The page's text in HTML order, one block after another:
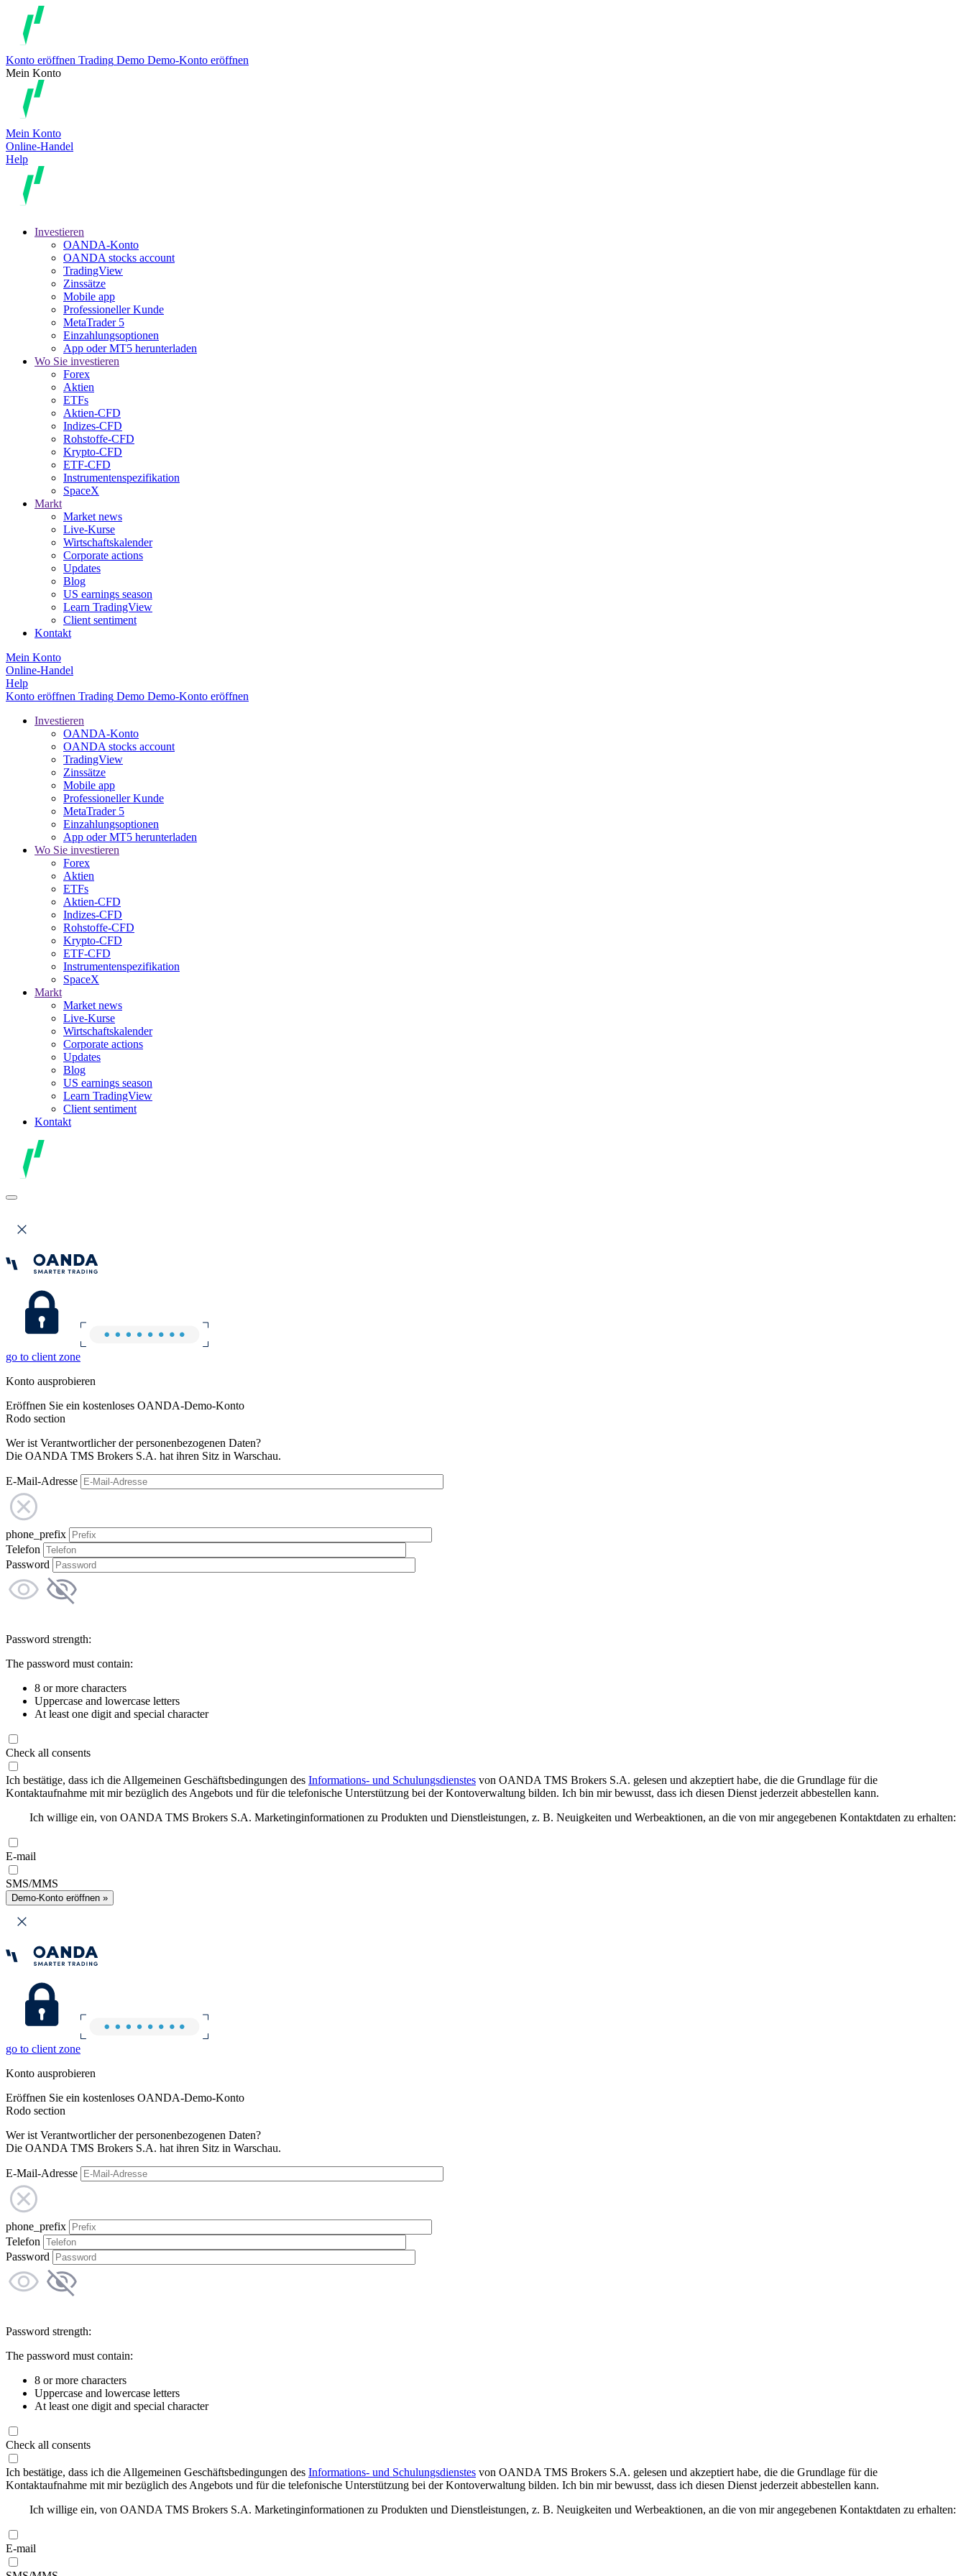
Konto eröffnen Trading Demo Demo-Konto eröffnen
Mein Konto
Mein Konto
Online-Handel
Help
Investieren
OANDA-Konto
OANDA stocks account
TradingView
Zinssätze
Mobile app
Professioneller Kunde
MetaTrader 5
Einzahlungsoptionen
App oder MT5 herunterladen
Wo Sie investieren
Forex
Aktien
ETFs
Aktien-CFD
Indizes-CFD
Rohstoffe-CFD
Krypto-CFD
ETF-CFD
Instrumentenspezifikation
SpaceX
Markt
Market news
Live-Kurse
Wirtschaftskalender
Corporate actions
Updates
Blog
US earnings season
Learn TradingView
Client sentiment
Kontakt
Mein Konto
Online-Handel
Help
Konto eröffnen Trading Demo Demo-Konto eröffnen
Investieren
OANDA-Konto
OANDA stocks account
TradingView
Zinssätze
Mobile app
Professioneller Kunde
MetaTrader 5
Einzahlungsoptionen
App oder MT5 herunterladen
Wo Sie investieren
Forex
Aktien
ETFs
Aktien-CFD
Indizes-CFD
Rohstoffe-CFD
Krypto-CFD
ETF-CFD
Instrumentenspezifikation
SpaceX
Markt
Market news
Live-Kurse
Wirtschaftskalender
Corporate actions
Updates
Blog
US earnings season
Learn TradingView
Client sentiment
Kontakt
go to client zone
Konto ausprobieren
Eröffnen Sie ein kostenloses OANDA-Demo-Konto
Rodo section
Wer ist Verantwortlicher der personenbezogenen Daten?
Die OANDA TMS Brokers S.A. hat ihren Sitz in Warschau.
E-Mail-Adresse
phone_prefix
Telefon
Password
Password strength:
The password must contain:
8 or more characters
Uppercase and lowercase letters
At least one digit and special character
Check all consents
Ich bestätige, dass ich die Allgemeinen Geschäftsbedingungen des Informations- und Schulungsdienstes von OANDA TMS Brokers S.A. gelesen und akzeptiert habe, die die Grundlage für die
Kontaktaufnahme mit mir bezüglich des Angebots und für die telefonische Unterstützung bei der Kontoverwaltung bilden. Ich bin mir bewusst, dass ich diesen Dienst jederzeit abbestellen kann.
Ich willige ein, von OANDA TMS Brokers S.A. Marketinginformationen zu Produkten und Dienstleistungen, z. B. Neuigkeiten und Werbeaktionen, an die von mir angegebenen Kontaktdaten zu erhalten:
E-mail
SMS/MMS
Demo-Konto eröffnen »
go to client zone
Konto ausprobieren
Eröffnen Sie ein kostenloses OANDA-Demo-Konto
Rodo section
Wer ist Verantwortlicher der personenbezogenen Daten?
Die OANDA TMS Brokers S.A. hat ihren Sitz in Warschau.
E-Mail-Adresse
phone_prefix
Telefon
Password
Password strength:
The password must contain:
8 or more characters
Uppercase and lowercase letters
At least one digit and special character
Check all consents
Ich bestätige, dass ich die Allgemeinen Geschäftsbedingungen des Informations- und Schulungsdienstes von OANDA TMS Brokers S.A. gelesen und akzeptiert habe, die die Grundlage für die
Kontaktaufnahme mit mir bezüglich des Angebots und für die telefonische Unterstützung bei der Kontoverwaltung bilden. Ich bin mir bewusst, dass ich diesen Dienst jederzeit abbestellen kann.
Ich willige ein, von OANDA TMS Brokers S.A. Marketinginformationen zu Produkten und Dienstleistungen, z. B. Neuigkeiten und Werbeaktionen, an die von mir angegebenen Kontaktdaten zu erhalten:
E-mail